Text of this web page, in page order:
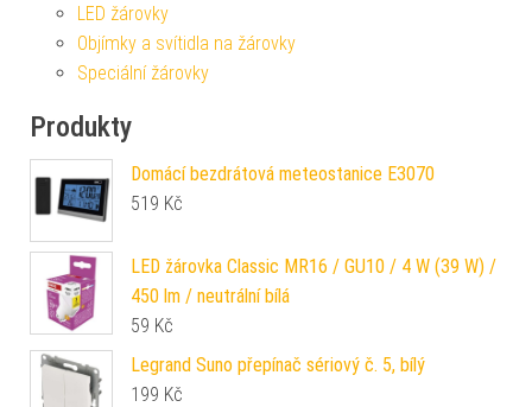
LED žárovky
Objímky a svítidla na žárovky
Speciální žárovky
Produkty
Domácí bezdrátová meteostanice E3070
519 Kč
LED žárovka Classic MR16 / GU10 / 4 W (39 W) /
450 lm / neutrální bílá
59 Kč
Legrand Suno přepínač sériový č. 5, bílý
199 Kč